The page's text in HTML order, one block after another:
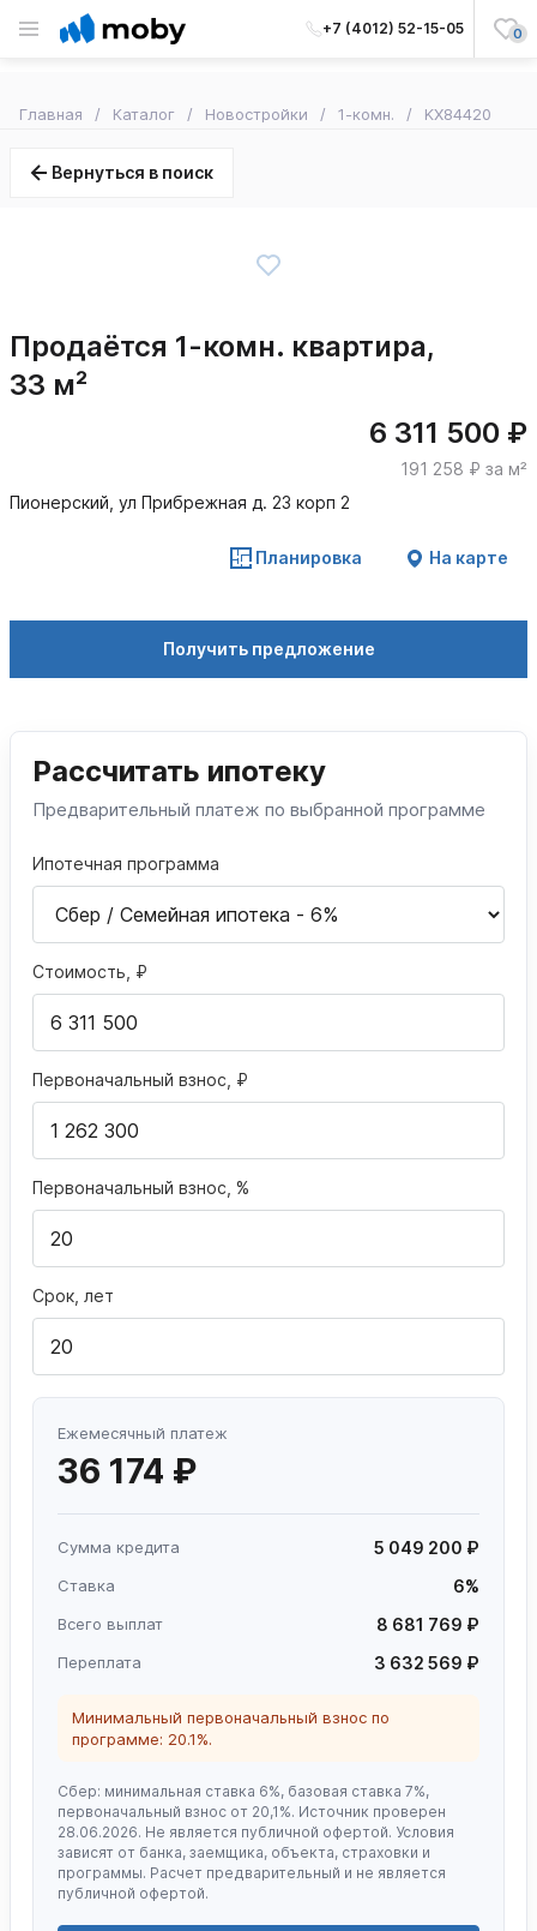
+7 (4012) 52-15-05 0
Главная Каталог Новостройки 1-комн. KX84420
Вернуться в поиск
Продаётся 1-комн. квартира,
33 м²
6 311 500 ₽
191 258 ₽ за м²
Пионерский, ул Прибрежная д. 23 корп 2
Планировка На карте
Получить предложение
Рассчитать ипотеку
Предварительный платеж по выбранной программе
Ипотечная программа
Стоимость, ₽
Первоначальный взнос, ₽
Первоначальный взнос, %
Срок, лет
Ежемесячный платеж
36 174 ₽
Сумма кредита 5 049 200 ₽
Ставка 6%
Всего выплат 8 681 769 ₽
Переплата 3 632 569 ₽
Минимальный первоначальный взнос по
программе: 20.1%.
Сбер: минимальная ставка 6%, базовая ставка 7%,
первоначальный взнос от 20,1%. Источник проверен
28.06.2026. Не является публичной офертой. Условия
зависят от банка, заемщика, объекта, страховки и
программы. Расчет предварительный и не является
публичной офертой.